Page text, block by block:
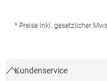
g/
Grey: 85% Baumwolle /
* Preise inkl. gesetzlicher
Kundenservice